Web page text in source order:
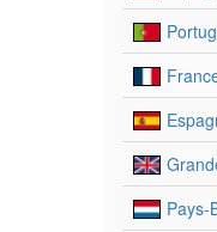
Pays-